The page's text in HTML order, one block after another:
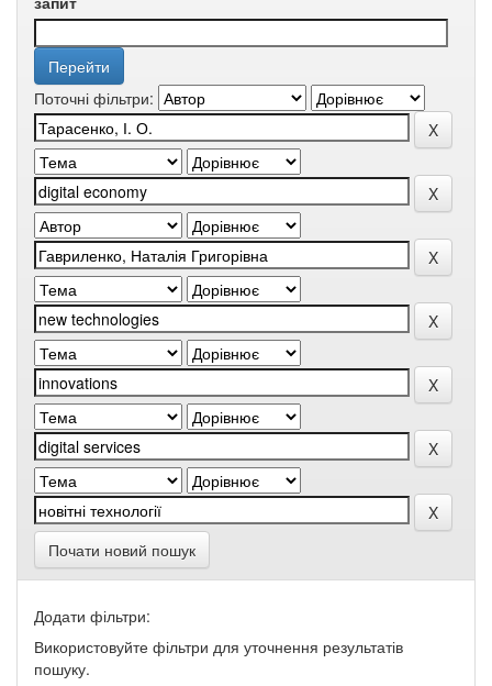
Поточні фільтри:
Почати новий пошук
Додати фільтри:
Використовуйте фільтри для уточнення результатів
пошуку.